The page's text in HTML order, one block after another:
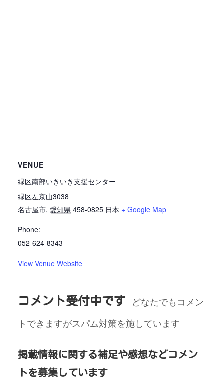
VENUE
緑区南部いきいき支援センター
緑区左京山3038
名古屋市, 愛知県 458-0825 日本 + Google Map
Phone:
052-624-8343
View Venue Website
コメント受付中です
どなたでもコメン
トできますがスパム対策を施しています
掲載情報に関する補足や感想などコメン
トを募集しています